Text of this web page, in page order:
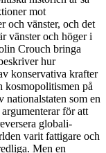
mot
och vänster, och det
vänster och höger i
Crouch bringa
hur
konservativa krafter
kosmopolitismen på
nationalstaten som en
för att
globali­
varit fattigare och
Men en